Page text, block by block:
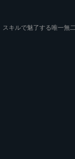
スキルで魅了する唯一無